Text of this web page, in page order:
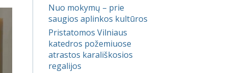
Nuo mokymų – prie
saugios aplinkos kultūros
Pristatomos Vilniaus
katedros požemiuose
atrastos karališkosios
regalijos